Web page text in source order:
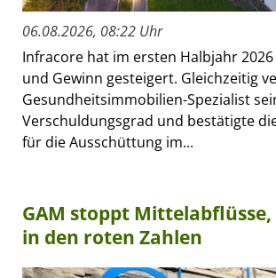
06.08.2026, 08:22 Uhr
Infracore hat im ersten Halbjahr
und Gewinn gesteigert. Gleichzeitig
Gesundheitsimmobilien-Spezialist
Verschuldungsgrad und bestätigte
für die Ausschüttung im...
GAM stoppt
in den roten Zahlen